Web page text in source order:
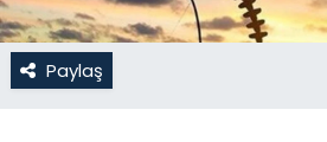
Paylaş
Kültür Sanat